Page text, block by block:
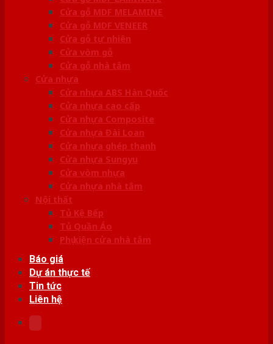
Cửa gỗ MDF MELAMINE
Cửa gỗ MDF VENEER
Cửa gỗ tự nhiên
Cửa vòm gỗ
Cửa gỗ nhà tắm
Cửa nhựa
Cửa nhựa ABS Hàn Quốc
Cửa nhựa cao cấp
Cửa nhựa Composite
Cửa nhựa Đài Loan
Cửa nhựa ghép thanh
Cửa nhựa Sungyu
Cửa vòm nhựa
Cửa nhựa nhà tắm
Nội thất
Tủ Kệ Bếp
Tủ Quần Áo
Phụ kiện cửa nhà tắm
Báo giá
Dự án thực tế
Tin tức
Liên hệ